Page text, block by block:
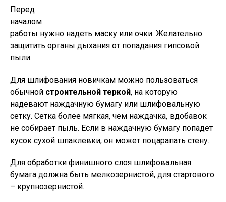
Перед
началом
работы нужно надеть маску или очки. Желательно
защитить органы дыхания от попадания гипсовой
пыли.
Для шлифования новичкам можно пользоваться
обычной строительной теркой, на которую
надевают наждачную бумагу или шлифовальную
сетку. Сетка более мягкая, чем наждачка, вдобавок
не собирает пыль. Если в наждачную бумагу попадет
кусок сухой шпаклевки, он может поцарапать стену.
Для обработки финишного слоя шлифовальная
бумага должна быть мелкозернистой, для стартового
– крупнозернистой.